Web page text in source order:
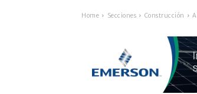
Home Secciones Construcción